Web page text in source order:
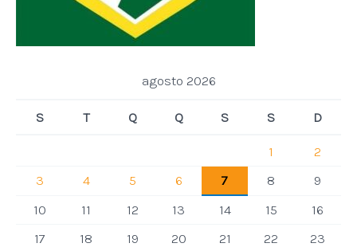
agosto 2026
S T Q Q S S D
1
2
3
4 5 6 7 8
9
10
11 12 13 14 15
16
17
18 19 20 21 22
23